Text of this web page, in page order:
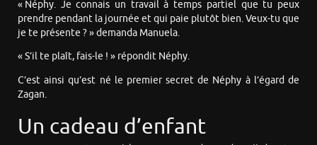
« Néphy. Je connais un travail à temps partiel que tu peux
prendre pendant la journée et qui paie plutôt bien. Veux-tu que
je te présente ? » demanda Manuela.
« S’il te plaît, fais-le ! » répondit Néphy.
C’est ainsi qu’est né le premier secret de Néphy à l’égard de
Zagan.
Un cadeau d’enfant